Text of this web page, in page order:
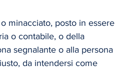
minacciato, posto in essere
o contabile, o della
segnalante o alla persona
da intendersi come